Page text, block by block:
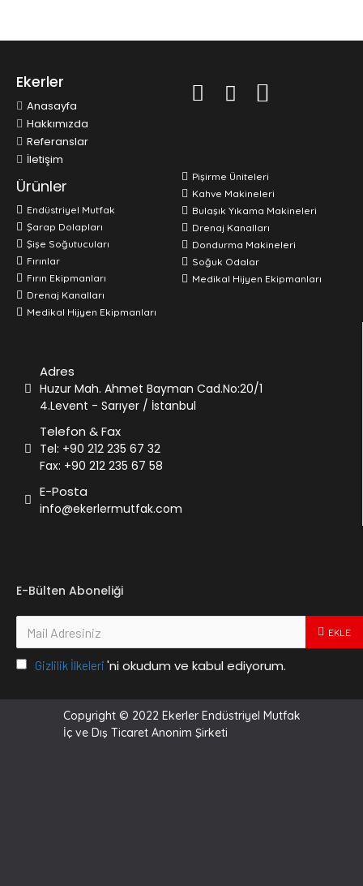
Ekerler
Anasayfa
Hakkımızda
Referanslar
İletişim
Ürünler
Endüstriyel Mutfak
Şarap Dolapları
Şişe Soğutucuları
Fırınlar
Fırın Ekipmanları
Drenaj Kanalları
Medikal Hijyen Ekipmanları
Pişirme Üniteleri
Kahve Makineleri
Bulaşık Yıkama Makineleri
Drenaj Kanalları
Dondurma Makineleri
Soğuk Odalar
Medikal Hijyen Ekipmanları
Adres
Huzur Mah. Ahmet Bayman Cad.No:20/1
4.Levent - Sarıyer / İstanbul
Telefon & Fax
Tel: +90 212 235 67 32
Fax: +90 212 235 67 58
E-Posta
info@ekerlermutfak.com
E-Bülten Aboneliği
EKLE
Gizlilik İlkeleri 'ni okudum ve kabul ediyorum.
Copyright © 2022 Ekerler Endüstriyel Mutfak
İç ve Dış Ticaret Anonim Şirketi